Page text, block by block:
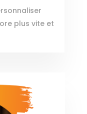
plus vite et